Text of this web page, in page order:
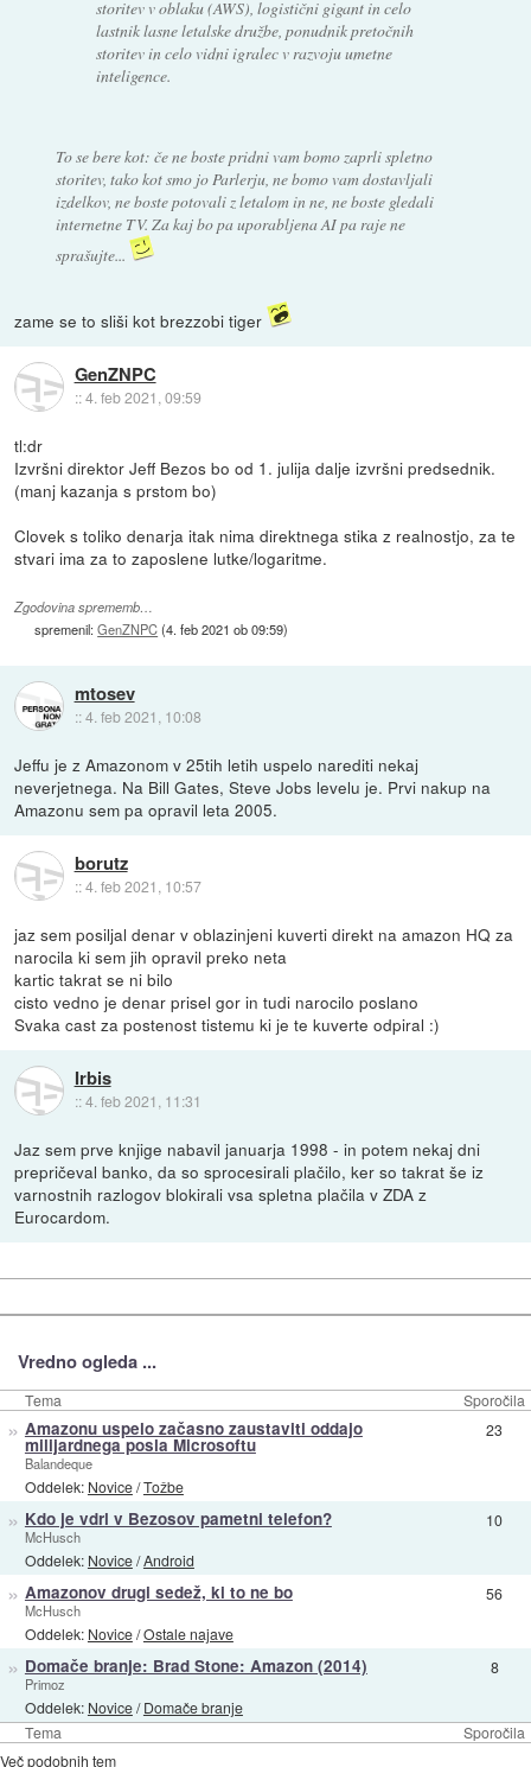
storitev v oblaku (AWS), logistični gigant in celo
lastnik lasne letalske družbe, ponudnik pretočnih
storitev in celo vidni igralec v razvoju umetne
inteligence.
To se bere kot: če ne boste pridni vam bomo zaprli spletno
storitev, tako kot smo jo Parlerju, ne bomo vam dostavljali
izdelkov, ne boste potovali z letalom in ne, ne boste gledali
internetne TV. Za kaj bo pa uporabljena AI pa raje ne
sprašujte...
zame se to sliši kot brezzobi tiger
GenZNPC
::4. feb 2021, 09:59
tl:dr
Izvršni direktor Jeff Bezos bo od 1. julija dalje izvršni predsednik.
(manj kazanja s prstom bo)
Clovek s toliko denarja itak nima direktnega stika z realnostjo, za te
stvari ima za to zaposlene lutke/logaritme.
Zgodovina sprememb…
spremenil:GenZNPC(4. feb 2021 ob 09:59)
mtosev
::4. feb 2021, 10:08
Jeffu je z Amazonom v 25tih letih uspelo narediti nekaj
neverjetnega. Na Bill Gates, Steve Jobs levelu je. Prvi nakup na
Amazonu sem pa opravil leta 2005.
borutz
::4. feb 2021, 10:57
jaz sem posiljal denar v oblazinjeni kuverti direkt na amazon HQ za
narocila ki sem jih opravil preko neta
kartic takrat se ni bilo
cisto vedno je denar prisel gor in tudi narocilo poslano
Svaka cast za postenost tistemu ki je te kuverte odpiral :)
Irbis
::4. feb 2021, 11:31
Jaz sem prve knjige nabavil januarja 1998 - in potem nekaj dni
prepričeval banko, da so sprocesirali plačilo, ker so takrat še iz
varnostnih razlogov blokirali vsa spletna plačila v ZDA z
Eurocardom.
Vredno ogleda ...
Tema Sporočila
Tema Sporočila
» Amazonu uspelo začasno zaustaviti oddajo
milijardnega posla Microsoftu
Balandeque
Oddelek: Novice/Tožbe
23
» Kdo je vdrl v Bezosov pametni telefon?
McHusch
Oddelek: Novice/Android
10
» Amazonov drugi sedež, ki to ne bo
McHusch
Oddelek: Novice/Ostale najave
56
» Domače branje: Brad Stone: Amazon (2014)
Primoz
Oddelek: Novice/Domače branje
8
Več podobnih tem